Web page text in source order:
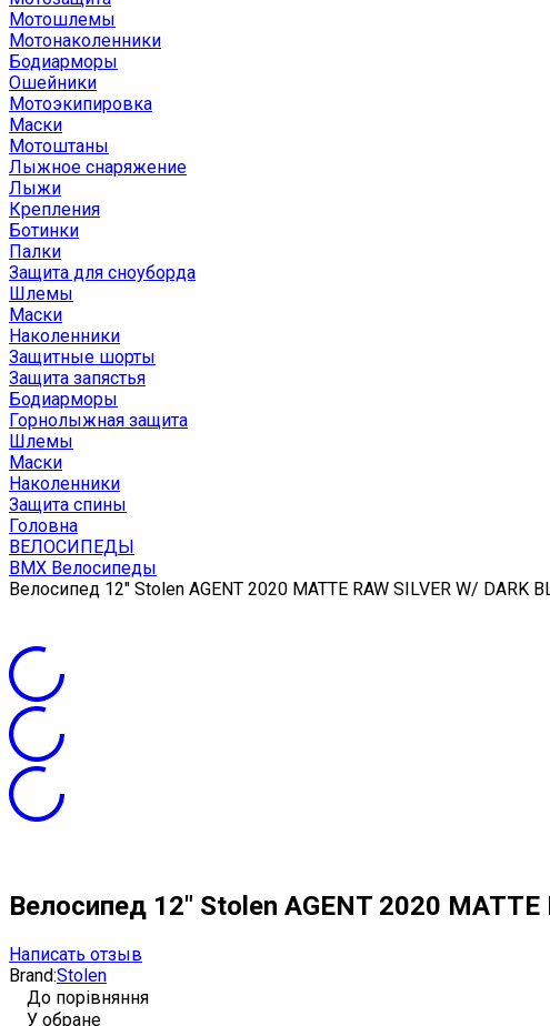
Мотошлемы
Мотонаколенники
Бодиарморы
Ошейники
Мотоэкипировка
Маски
Мотоштаны
Лыжное снаряжение
Лыжи
Крепления
Ботинки
Палки
Защита для сноуборда
Шлемы
Маски
Наколенники
Защитные шорты
Защита запястья
Бодиарморы
Горнолыжная защита
Шлемы
Маски
Наколенники
Защита спины
Головна
ВЕЛОСИПЕДЫ
BMX Велосипеды
Велосипед 12" Stolen AGENT 2020 MATTE RAW SILVER W/ DARK
Велосипед 12" Stolen AGENT 2020 MATTE
Написать отзыв
Brand:Stolen
До порівняння
У обране